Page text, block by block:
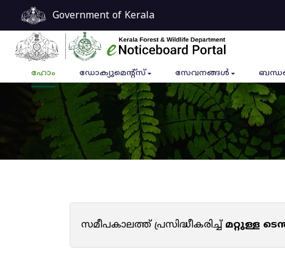
Government of Kerala
ഹോം ഡോക്യുമെൻ്റ്സ് സേവനങ്ങൾ
സമീപകാലത്ത് പ്രസിദ്ധീകരിച്ച്മറ്റുള്ള